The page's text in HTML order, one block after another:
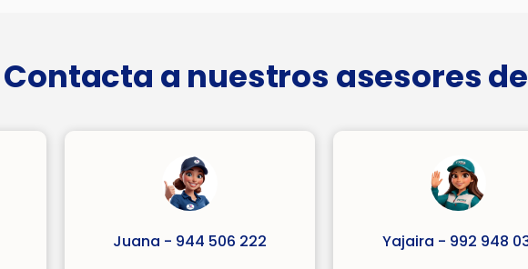
Contacta a nuestros asesores
Juana - 944 506 222 Yajaira - 992 948